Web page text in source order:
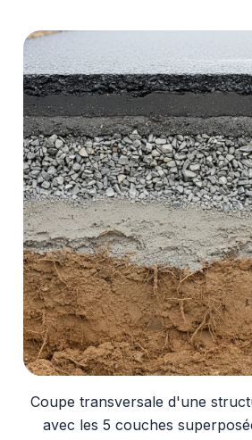
Coupe transversale d'une
avec les 5 couches